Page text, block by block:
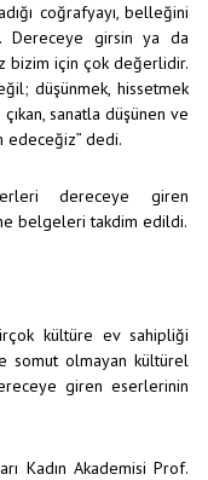
coğrafyayı, belleğini
Dereceye girsin ya da
bizim için çok değerlidir.
düşünmek, hissetmek
sanatla düşünen ve
edeceğiz” dedi.
dereceye giren
belgeleri takdim edildi.
kültüre ev sahipliği
somut olmayan kültürel
giren eserlerinin
Kadın Akademisi Prof.